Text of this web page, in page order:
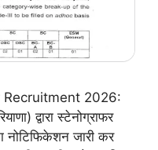
2026:
द्वारा स्टेनोग्राफर
नोटिफिकेशन जारी कर